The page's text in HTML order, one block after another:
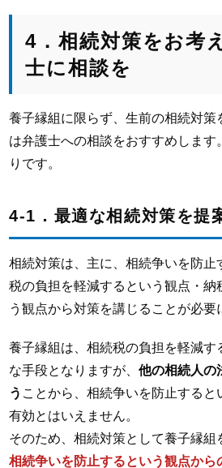
4．相続対策をお考
士に相談を
養子縁組に限らず、生前の相続対策
は弁護士への相談をおすすめします
りです。
4-1．最適な相続対策を提
相続対策は、主に、相続争いを防止
税の負担を軽減するという観点・納
う観点から対策を講じることが必要
養子縁組は、相続税の負担を軽減す
な手段となりますが、他の相続人の
う ことから、相続争いを防止すると
有効とはいえません。
そのため、相続対策として養子縁組
相続争いを防止するという観点から